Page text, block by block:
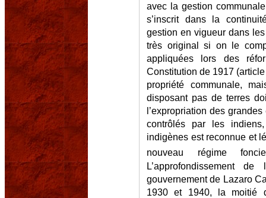
avec la gestion
s’inscrit dans la
gestion en vigueur dans
très original si on le
appliquées lors des
Constitution de 1917
propriété communale,
disposant pas de terres
l’expropriation des
contrôlés par les
indigènes est reconnue et
nouveau régime
L’approfondissement
gouvernement de Lazaro
1930 et 1940, la moitié